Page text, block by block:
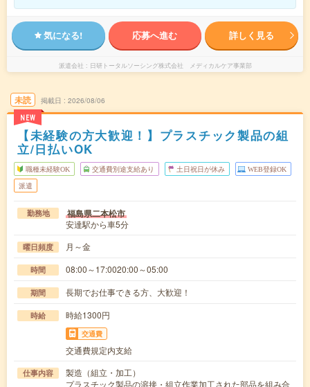
気になる! 応募へ進む 詳しく見る
派遣会社 日研トータルソーシング株式会社 メディカルケア事業部
未読
NEW
掲載日 2026/08/06
【未経験の方大歓迎！】プラスチック製品の組
立/日払いOK
職種未経験OK 交通費別途支給あり 土日祝日が休み WEB登録OK
派遣
勤務地 福島県二本松市
安達駅から車5分
曜日頻度 月～金
時間 08:00～17:0020:00～05:00
期間 長期でお仕事できる方、大歓迎！
時給 時給1300円
交通費
交通費規定内支給
仕事内容
製造（組立・加工）
プラスチック製品の溶接・組立作業加工された部品を組み合